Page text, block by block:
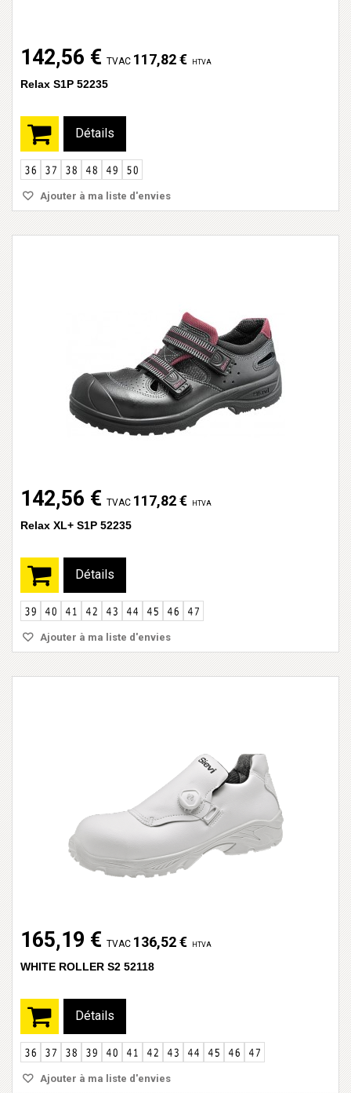
142,56 € TVAC 117,82 € HTVA
Relax S1P 52235
Détails
Ajouter à ma liste d'envies
142,56 € TVAC 117,82 € HTVA
Relax XL+ S1P 52235
Détails
Ajouter à ma liste d'envies
165,19 € TVAC 136,52 € HTVA
WHITE ROLLER S2 52118
Détails
Ajouter à ma liste d'envies